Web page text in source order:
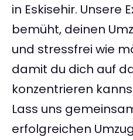
in Eskisehir. Unsere
bemüht, deinen
und stressfrei wie
damit du dich auf
konzentrieren
Lass uns
erfolgreichen